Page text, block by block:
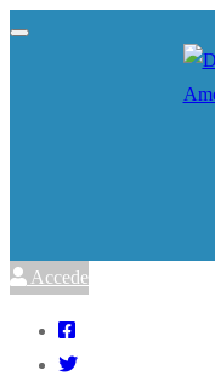
Ir
Menú
Cerrar
Accede